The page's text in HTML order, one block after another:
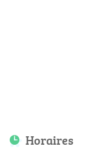
Horaires